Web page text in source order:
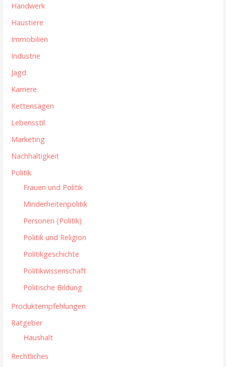
Handwerk
Haustiere
Immobilien
Industrie
Jagd
Karriere
Kettensägen
Lebensstil
Marketing
Nachhaltigkeit
Politik
Frauen und Politik
Minderheitenpolitik
Personen (Politik)
Politik und Religion
Politikgeschichte
Politikwissenschaft
Politische Bildung
Produktempfehlungen
Ratgeber
Haushalt
Rechtliches